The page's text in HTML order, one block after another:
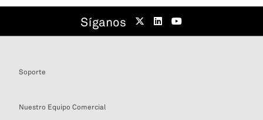
Síganos
Soporte
Nuestro Equipo Comercial